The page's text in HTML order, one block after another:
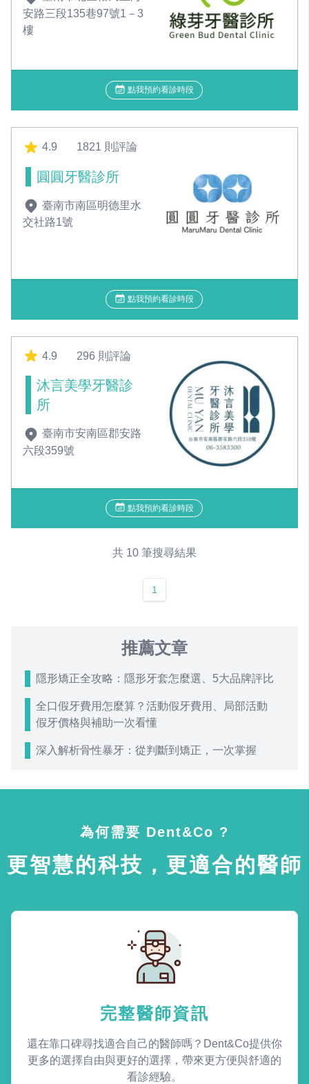
安路三段135巷97號1－3
樓
點我預約看診時段
4.9 1821 則評論
圓圓牙醫診所
臺南市南區明德里水
交社路1號
點我預約看診時段
4.9 296 則評論
沐言美學牙醫診
所
臺南市安南區郡安路
六段359號
點我預約看診時段
共 10 筆搜尋結果
1
推薦文章
隱形矯正全攻略：隱形牙套怎麼選、5大品牌評比
全口假牙費用怎麼算？活動假牙費用、局部活動
假牙價格與補助一次看懂
深入解析骨性暴牙：從判斷到矯正，一次掌握
為何需要 Dent&Co ?
更智慧的科技，更適合的醫師
完整醫師資訊
還在靠口碑尋找適合自己的醫師嗎？Dent&Co提供你
更多的選擇自由與更好的選擇，帶來更方便與舒適的
看診經驗。